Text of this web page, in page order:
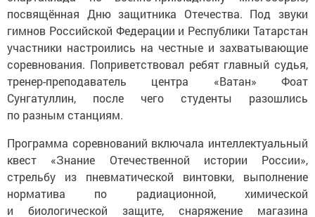
посвящённая Дню защитника Отечества. Под звуки
гимнов Российской Федерации и Республики Татарстан
участники настроились на честные и захватывающие
соревнования. Поприветствовал ребят главный судья,
тренер-преподаватель центра «Ватан» Фоат
Сунгатуллин, после чего студенты разошлись
по разным станциям.
Программа соревнований включала интеллектуальный
квест «Знание Отечественной истории России»,
стрельбу из пневматической винтовки, выполнение
норматива по радиационной, химической
и биологической защите, снаряжение магазина